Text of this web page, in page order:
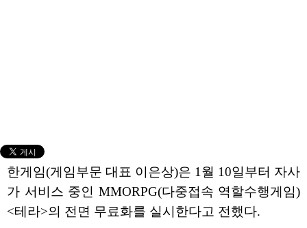
한게임(게임부문 대표 이은상)은 1월 10일부터 자사
가 서비스 중인 MMORPG(다중접속 역할수행게임)
<테라>의 전면 무료화를 실시한다고 전했다.